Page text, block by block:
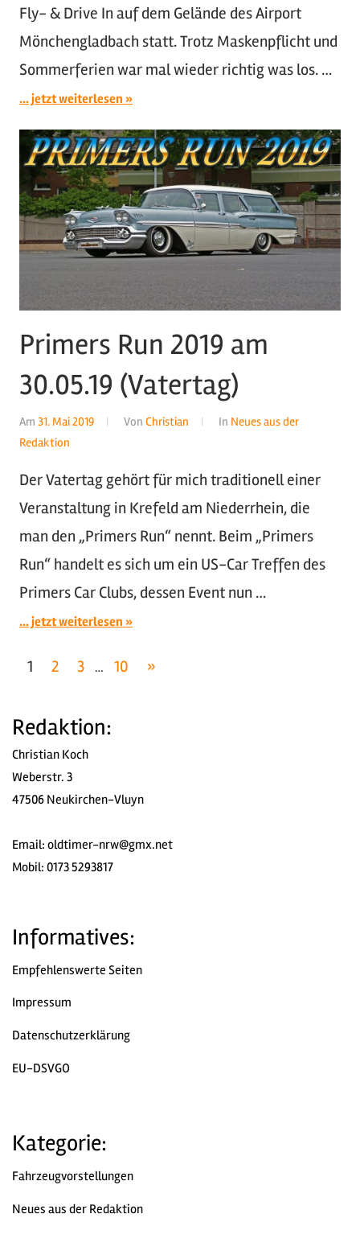
Fly- & Drive In auf dem Gelände des Airport
Mönchengladbach statt. Trotz Maskenpflicht und
Sommerferien war mal wieder richtig was los. …
... jetzt weiterlesen
Primers Run 2019 am
30.05.19 (Vatertag)
Am 31. Mai 2019 Von Christian In Neues aus der
Redaktion
Der Vatertag gehört für mich traditionell einer
Veranstaltung in Krefeld am Niederrhein, die
man den „Primers Run“ nennt. Beim „Primers
Run“ handelt es sich um ein US-Car Treffen des
Primers Car Clubs, dessen Event nun …
... jetzt weiterlesen
Seitennummerierung
Beiträge
1 2 3 … 10
Nächste
»
Redaktion:
Christian Koch
Weberstr. 3
47506 Neukirchen-Vluyn
Email: oldtimer-nrw@gmx.net
Mobil: 0173 5293817
Informatives:
Empfehlenswerte Seiten
Impressum
Datenschutzerklärung
EU-DSVGO
Kategorie:
Fahrzeugvorstellungen
Neues aus der Redaktion